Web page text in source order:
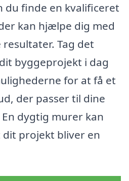
du finde en kvalificeret
kan hjælpe dig med
Tag det
byggeprojekt i dag
for at få et
der passer til dine
dygtig murer kan
projekt bliver en